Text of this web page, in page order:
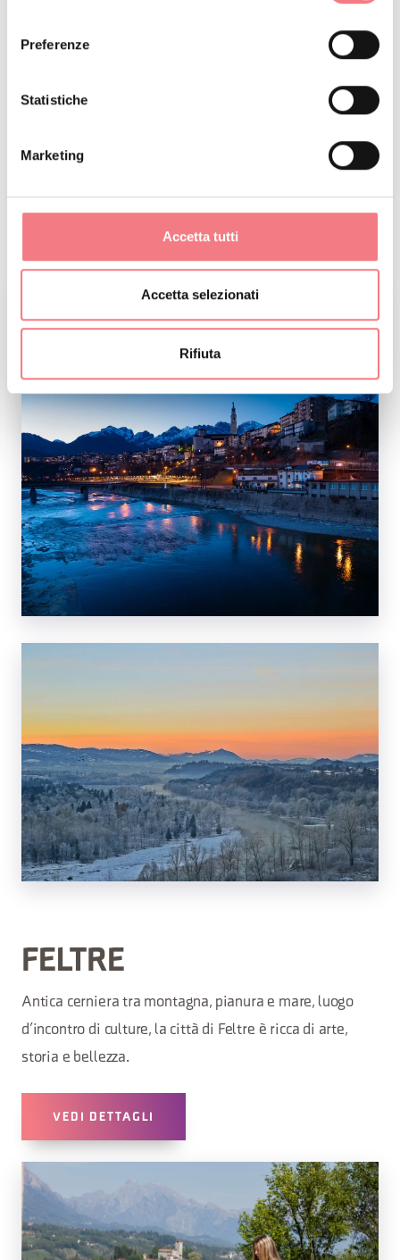
Preferenze
Statistiche
Marketing
Accetta tutti
Accetta selezionati
Rifiuta
splendente” è una perla di cultura, arte e natura, alle
FELTRE
Antica cerniera tra montagna, pianura e mare, luogo
d’incontro di culture, la città di Feltre è ricca di arte,
storia e bellezza.
VEDI DETTAGLI